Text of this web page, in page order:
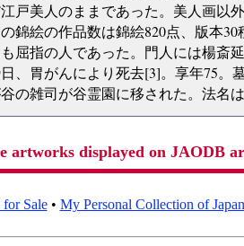
戸美人のままであった。美人画以
錦絵の作品数は錦絵820点、版本
屈指の人であった。門人には楊斎
日、胃がんにより死去[3]。享年75
の雑司が谷霊園に移された。法名
artworks displayed on JAODB
for Sale• My Personal Collection of